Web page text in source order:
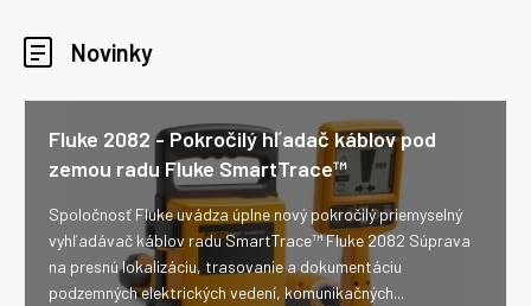
Novinky
Fluke 2082 - Pokročilý hľadač káblov pod
zemou radu Fluke SmartTrace™
Spoločnosť Fluke uvádza úplne nový pokročilý priemyselný
vyhľadávač káblov radu SmartTrace™ Fluke 2082 Súprava
na presnú lokalizáciu, trasovanie a dokumentáciu
podzemných elektrických vedení, komunikačných...